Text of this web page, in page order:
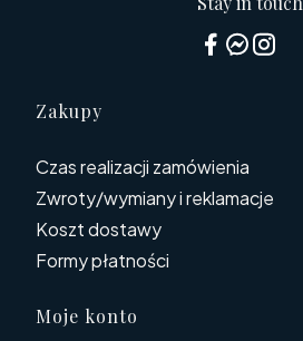
Linki w stopce
Zakupy
Czas realizacji zamówienia
Zwroty/wymiany i reklamacje
Koszt dostawy
Formy płatności
Moje konto